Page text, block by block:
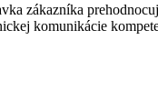
zákazníka
komunikácie